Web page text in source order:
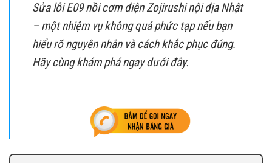
Sửa lỗi E09 nồi cơm điện Zojirushi nội địa Nhật
– một nhiệm vụ không quá phức tạp nếu bạn
hiểu rõ nguyên nhân và cách khắc phục đúng.
Hãy cùng khám phá ngay dưới đây.